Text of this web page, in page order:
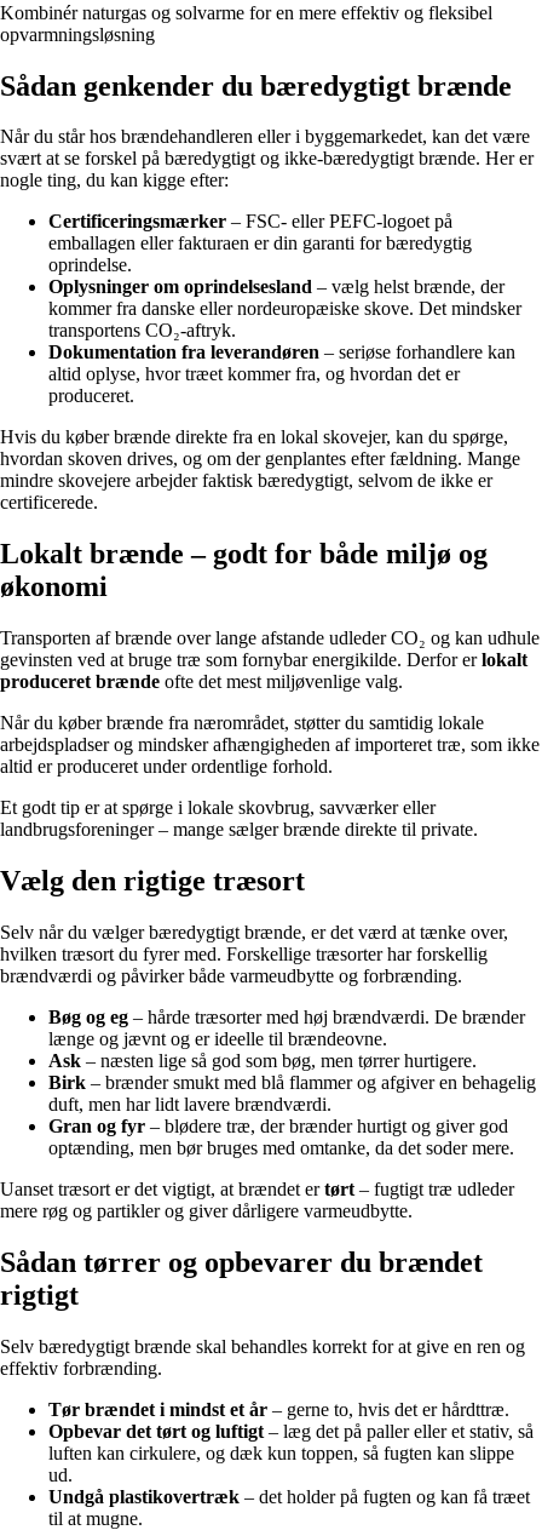
Kombinér naturgas og solvarme for en mere effektiv og fleksibel
opvarmningsløsning
Sådan genkender du bæredygtigt brænde
Når du står hos brændehandleren eller i byggemarkedet, kan det være
svært at se forskel på bæredygtigt og ikke-bæredygtigt brænde. Her er
nogle ting, du kan kigge efter:
Certificeringsmærker – FSC- eller PEFC-logoet på
emballagen eller fakturaen er din garanti for bæredygtig
oprindelse.
Oplysninger om oprindelsesland – vælg helst brænde, der
kommer fra danske eller nordeuropæiske skove. Det mindsker
transportens CO₂-aftryk.
Dokumentation fra leverandøren – seriøse forhandlere kan
altid oplyse, hvor træet kommer fra, og hvordan det er
produceret.
Hvis du køber brænde direkte fra en lokal skovejer, kan du spørge,
hvordan skoven drives, og om der genplantes efter fældning. Mange
mindre skovejere arbejder faktisk bæredygtigt, selvom de ikke er
certificerede.
Lokalt brænde – godt for både miljø og
økonomi
Transporten af brænde over lange afstande udleder CO₂ og kan udhule
gevinsten ved at bruge træ som fornybar energikilde. Derfor erlokalt
produceret brænde ofte det mest miljøvenlige valg.
Når du køber brænde fra nærområdet, støtter du samtidig lokale
arbejdspladser og mindsker afhængigheden af importeret træ, som ikke
altid er produceret under ordentlige forhold.
Et godt tip er at spørge i lokale skovbrug, savværker eller
landbrugsforeninger – mange sælger brænde direkte til private.
Vælg den rigtige træsort
Selv når du vælger bæredygtigt brænde, er det værd at tænke over,
hvilken træsort du fyrer med. Forskellige træsorter har forskellig
brændværdi og påvirker både varmeudbytte og forbrænding.
Bøg og eg – hårde træsorter med høj brændværdi. De brænder
længe og jævnt og er ideelle til brændeovne.
Ask – næsten lige så god som bøg, men tørrer hurtigere.
Birk – brænder smukt med blå flammer og afgiver en behagelig
duft, men har lidt lavere brændværdi.
Gran og fyr – blødere træ, der brænder hurtigt og giver god
optænding, men bør bruges med omtanke, da det soder mere.
Uanset træsort er det vigtigt, at brændet ertørt – fugtigt træ udleder
mere røg og partikler og giver dårligere varmeudbytte.
Sådan tørrer og opbevarer du brændet
rigtigt
Selv bæredygtigt brænde skal behandles korrekt for at give en ren og
effektiv forbrænding.
Tør brændet i mindst et år – gerne to, hvis det er hårdttræ.
Opbevar det tørt og luftigt – læg det på paller eller et stativ, så
luften kan cirkulere, og dæk kun toppen, så fugten kan slippe
ud.
Undgå plastikovertræk – det holder på fugten og kan få træet
til at mugne.